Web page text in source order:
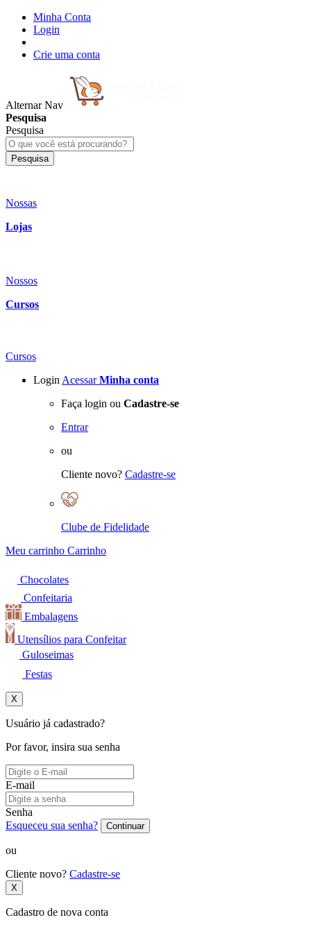
Minha Conta
Login
Crie uma conta
Alternar Nav
Pesquisa
Pesquisa
Pesquisa
Nossas
Lojas
Nossos
Cursos
Cursos
Login Acessar Minha conta
Faça login ou Cadastre-se
Entrar
ou
Cliente novo? Cadastre-se
Clube de Fidelidade
Meu carrinho Carrinho
Chocolates
Confeitaria
Embalagens
Utensílios para Confeitar
Guloseimas
Festas
X
Usuário já cadastrado?
Por favor, insira sua senha
E-mail
Senha
Esqueceu sua senha?
Continuar
ou
Cliente novo? Cadastre-se
X
Cadastro de nova conta